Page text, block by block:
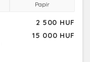
Papír
2 500 HUF
15 000 HUF